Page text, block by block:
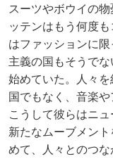
スーツやボウイの
ッテンはもう何度
はファッションに
主義の国もそうで
始めていた。人々
国でもなく、音楽
こうして彼らはニ
新たなムーブメン
めて、人々とのつな